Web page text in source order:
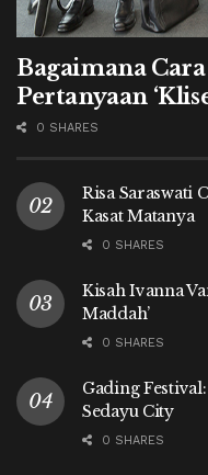
Bagaimana
Pertanyaan
0 SHARES
Risa Saraswati
Kasat Matanya
0 SHARES
Kisah Ivanna
Maddah’
0 SHARES
Gading
Sedayu City
0 SHARES